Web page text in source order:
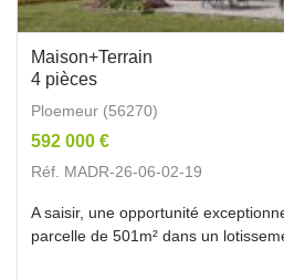
Maison+Terrain
4 pièces
Ploemeur (56270)
592 000 €
Réf. MADR-26-06-02-19
A saisir, une opportunité
parcelle de 501m² dans un